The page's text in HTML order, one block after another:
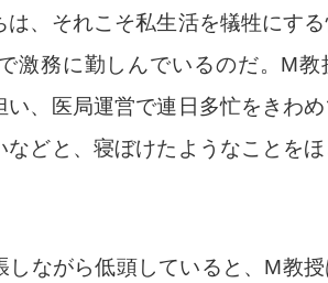
、それこそ私生活を犠牲にす
激務に勤しんでいるのだ。 M教
、医局運営で連日多忙をきわ
どと、寝ぼけたようなことを
ながら低頭していると、 M教